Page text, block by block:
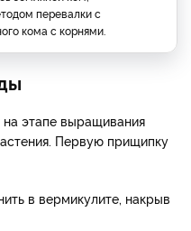
перевалки с
кома с корнями.
этапе выращивания
Первую прищипку
в вермикулите, накрыв